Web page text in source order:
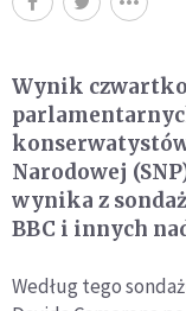
Wynik
Narodowej
wynika z
BBC i innych
Według tego